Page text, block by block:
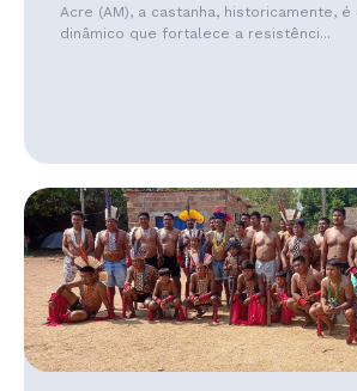
Acre (AM), a castanha, historicamente, é
dinâmico que fortalece a resistênci...